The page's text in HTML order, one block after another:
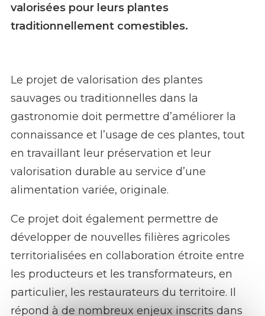
valorisées pour leurs plantes
traditionnellement comestibles.
Le projet de valorisation des plantes
sauvages ou traditionnelles dans la
gastronomie doit permettre d’améliorer la
connaissance et l’usage de ces plantes, tout
en travaillant leur préservation et leur
valorisation durable au service d’une
alimentation variée, originale.
Ce projet doit également permettre de
développer de nouvelles filières agricoles
territorialisées en collaboration étroite entre
les producteurs et les transformateurs, en
particulier, les restaurateurs du territoire. Il
répond à de nombreux enjeux inscrits dans